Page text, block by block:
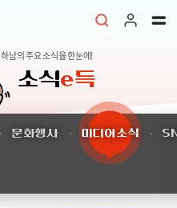
소식e득
하남의 주요 소식을 한눈에!
문화행사 미디어소식